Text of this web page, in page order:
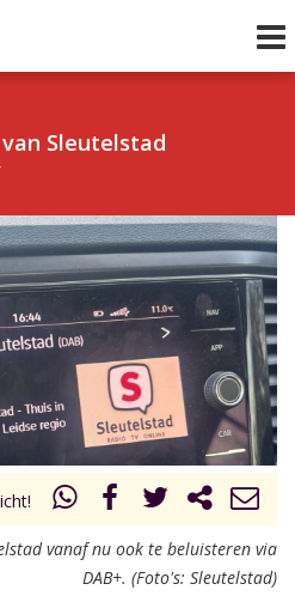
Sleutelstad
1 van 0 Volgend uur
vanaf nu ook te beluisteren via
DAB+. (Foto's: Sleutelstad)